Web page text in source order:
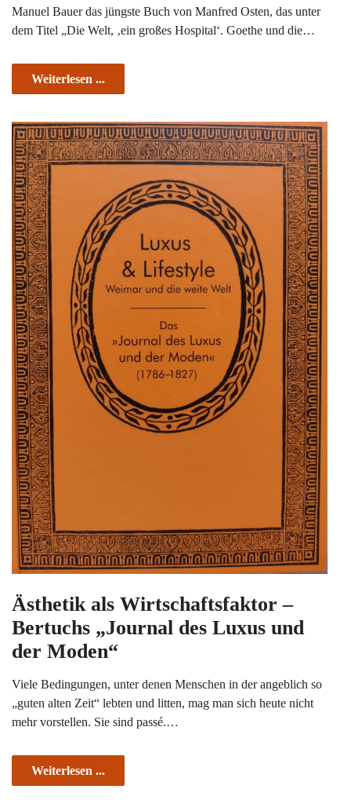
Manuel Bauer das jüngste Buch von Manfred Osten, das unter
dem Titel „Die Welt, ‚ein großes Hospital‘. Goethe und die…
Weiterlesen ...
Ästhetik als Wirtschaftsfaktor –
Bertuchs „Journal des Luxus und
der Moden“
Viele Bedingungen, unter denen Menschen in der angeblich so
„guten alten Zeit“ lebten und litten, mag man sich heute nicht
mehr vorstellen. Sie sind passé.…
Weiterlesen ...